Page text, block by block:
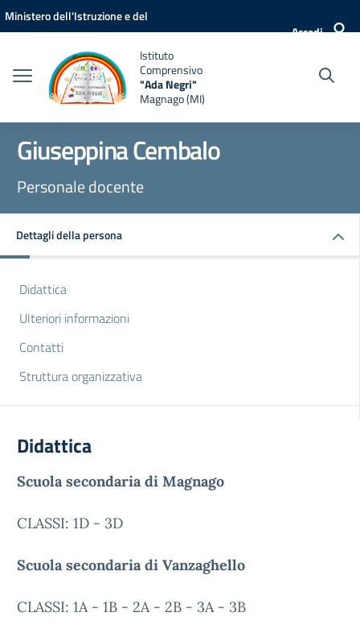
Vai ai contenuti
Vai al menu di navigazione
Vai al footer
Ministero dell'Istruzione e del
Accedi
Istituto
Comprensivo
"Ada Negri"
Magnago (MI)
Giuseppina Cembalo
Personale docente
Dettagli della persona
Didattica
Ulteriori informazioni
Contatti
Struttura organizzativa
Didattica
Scuola secondaria di Magnago
CLASSI: 1D - 3D
Scuola secondaria di Vanzaghello
CLASSI: 1A - 1B - 2A - 2B - 3A - 3B